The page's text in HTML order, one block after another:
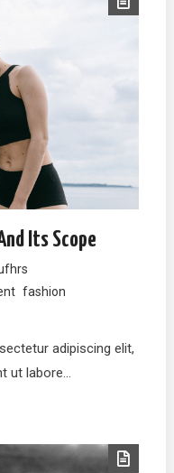
Its Scope
fashion
adipiscing elit,
ut labore…